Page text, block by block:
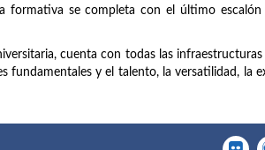
formativa se completa con el último escalón
cuenta con todas las
fundamentales y el talento, la versatilidad, la